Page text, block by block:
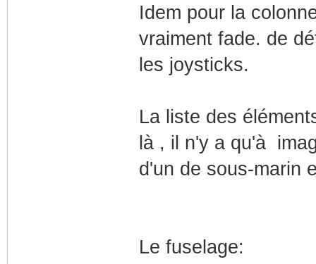
Idem pour la
vraiment fade. de
les joysticks.
La liste des
là , il n'y a qu'à
d'un de sous-marin
Le fuselage: